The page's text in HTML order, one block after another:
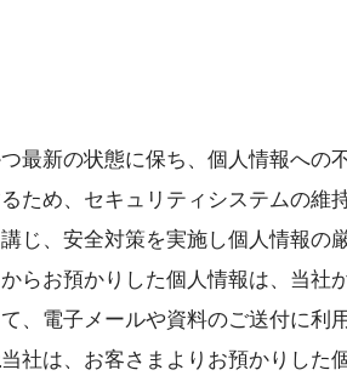
最新の状態に保ち、個人情報への
ため、セキュリティシステムの維
じ、安全対策を実施し個人情報の
らお預かりした個人情報は、当社
、電子メールや資料のご送付に利
当社は、お客さまよりお預かりした